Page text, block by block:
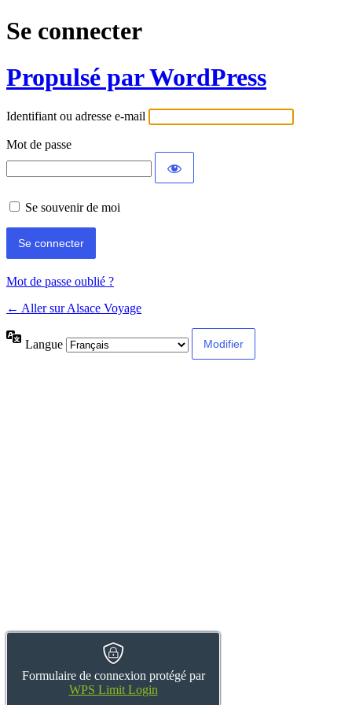
Se connecter
Propulsé par WordPress
Identifiant ou adresse e-mail
Mot de passe
Formulaire de connexion protégé par
WPS Limit Login
Se souvenir de moi
Mot de passe oublié ?
← Aller sur Alsace Voyage
Langue